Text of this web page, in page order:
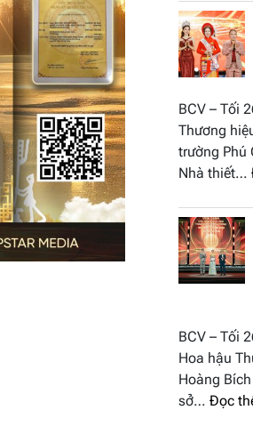
BCV – Tối
Thương
trường Phú
Nhà thiết…
BCV – Tối
Hoa hậu
Hoàng
sở… Đọc